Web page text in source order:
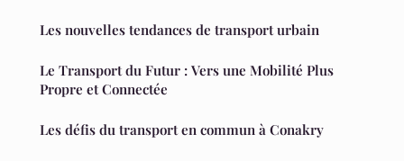
Les nouvelles tendances de transport urbain
Le Transport du Futur : Vers une Mobilité Plus
Propre et Connectée
Les défis du transport en commun à Conakry